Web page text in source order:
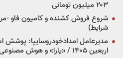
۲۰۳ میلیون تومانی
شرایط)
اربعین ۱۴۰۵ / «یارا» و هوش مصنوعی به خدمت زائران آمد